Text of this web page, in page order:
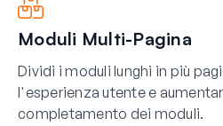
Moduli Multi-Pagina
Dividi i moduli lunghi in più
l'esperienza utente e
completamento dei moduli.